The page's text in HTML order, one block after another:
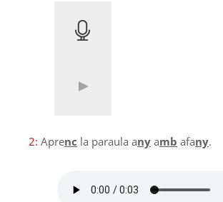
2: Aprenc la paraula any amb afany.